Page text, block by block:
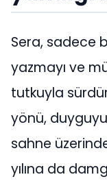
Sera, sadece
yazmayı ve
tutkuyla
yönü,
sahne
yılına da